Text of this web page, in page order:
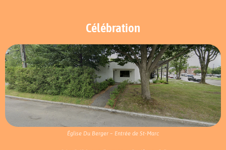
Célébration
Église Du Berger – Entrée de St-Marc